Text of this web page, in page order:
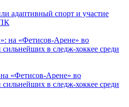
адаптивный спорт и участие
«Фетисов-Арене» во
в следж-хоккее среди